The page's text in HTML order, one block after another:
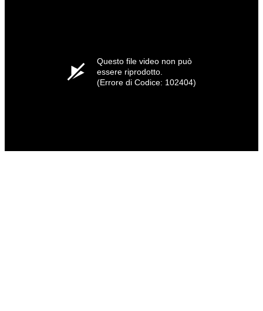
Questo file video non può
essere riprodotto.
(Errore di Codice: 102404)